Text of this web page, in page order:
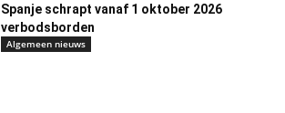
Spanje schrapt vanaf 1 oktober 2026
verbodsborden
Algemeen nieuws